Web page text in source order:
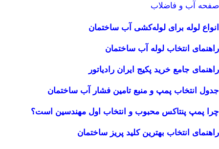
صفحه آب و فاضلاب
انواع لوله برای لوله‌کشی آب ساختمان
راهنمای انتخاب لوله آب ساختمان
راهنمای جامع خرید پکیج ایران رادیاتور
جدول انتخاب پمپ و منبع تامین فشار آب ساختمان
چرا پمپ پنتاکس محبوب و انتخاب اول مهندسین است؟
راهنمای انتخاب بهترین کلید پریز ساختمان